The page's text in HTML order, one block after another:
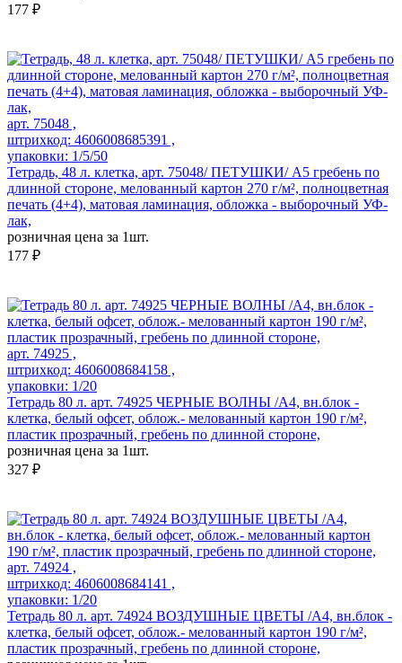
177 ₽
арт. 75048 ,
штрихкод: 4606008685391 ,
упаковки: 1/5/50
Тетрадь, 48 л. клетка, арт. 75048/ ПЕТУШКИ/ А5 гребень по
длинной стороне, мелованный картон 270 г/м², полноцветная
печать (4+4), матовая ламинация, обложка - выборочный УФ-
лак,
розничная цена за 1шт.
177 ₽
арт. 74925 ,
штрихкод: 4606008684158 ,
упаковки: 1/20
Тетрадь 80 л. арт. 74925 ЧЕРНЫЕ ВОЛНЫ /А4, вн.блок -
клетка, белый офсет, облож.- мелованный картон 190 г/м²,
пластик прозрачный, гребень по длинной стороне,
розничная цена за 1шт.
327 ₽
арт. 74924 ,
штрихкод: 4606008684141 ,
упаковки: 1/20
Тетрадь 80 л. арт. 74924 ВОЗДУШНЫЕ ЦВЕТЫ /А4, вн.блок -
клетка, белый офсет, облож.- мелованный картон 190 г/м²,
пластик прозрачный, гребень по длинной стороне,